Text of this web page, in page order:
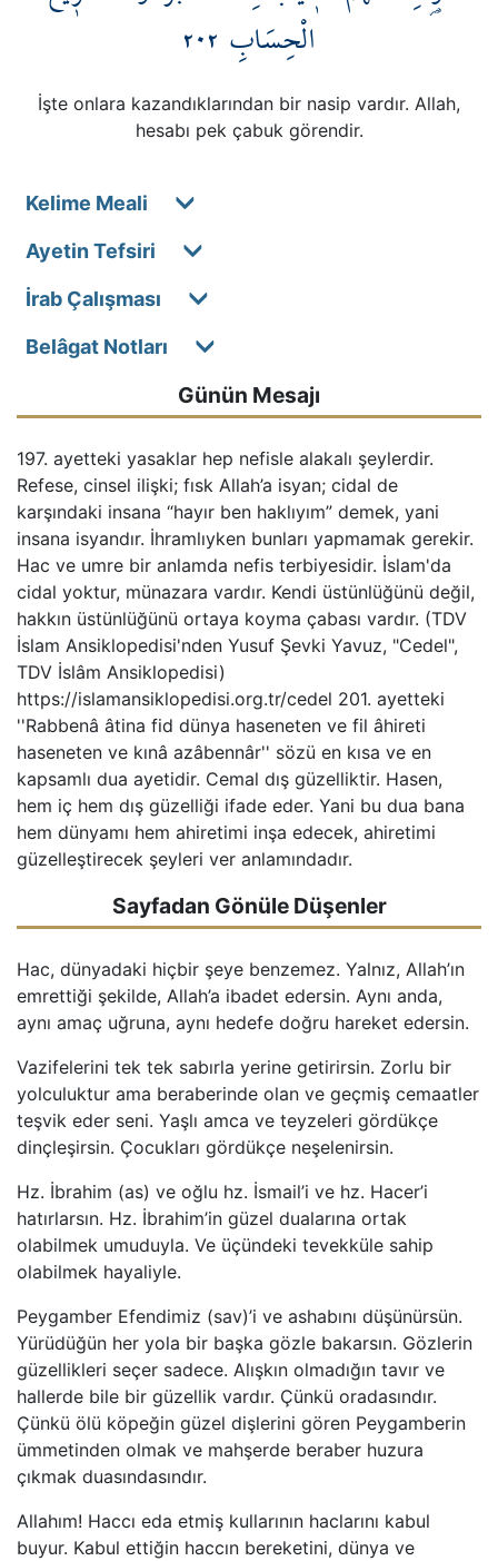
الْحِسَابِ ٢٠٢
İşte onlara kazandıklarından bir nasip vardır. Allah,
hesabı pek çabuk görendir.
Kelime Meali
Ayetin Tefsiri
İrab Çalışması
Belâgat Notları
Günün Mesajı
197. ayetteki yasaklar hep nefisle alakalı şeylerdir.
Refese, cinsel ilişki; fısk Allah’a isyan; cidal de
karşındaki insana “hayır ben haklıyım” demek, yani
insana isyandır. İhramlıyken bunları yapmamak gerekir.
Hac ve umre bir anlamda nefis terbiyesidir. İslam'da
cidal yoktur, münazara vardır. Kendi üstünlüğünü değil,
hakkın üstünlüğünü ortaya koyma çabası vardır. (TDV
İslam Ansiklopedisi'nden Yusuf Şevki Yavuz, "Cedel",
TDV İslâm Ansiklopedisi)
https://islamansiklopedisi.org.tr/cedel 201. ayetteki
''Rabbenâ âtina fid dünya haseneten ve fil âhireti
haseneten ve kınâ azâbennâr'' sözü en kısa ve en
kapsamlı dua ayetidir. Cemal dış güzelliktir. Hasen,
hem iç hem dış güzelliği ifade eder. Yani bu dua bana
hem dünyamı hem ahiretimi inşa edecek, ahiretimi
güzelleştirecek şeyleri ver anlamındadır.
Sayfadan Gönüle Düşenler
Hac, dünyadaki hiçbir şeye benzemez. Yalnız, Allah’ın
emrettiği şekilde, Allah’a ibadet edersin. Aynı anda,
aynı amaç uğruna, aynı hedefe doğru hareket edersin.
Vazifelerini tek tek sabırla yerine getirirsin. Zorlu bir
yolculuktur ama beraberinde olan ve geçmiş cemaatler
teşvik eder seni. Yaşlı amca ve teyzeleri gördükçe
dinçleşirsin. Çocukları gördükçe neşelenirsin.
Hz. İbrahim (as) ve oğlu hz. İsmail’i ve hz. Hacer’i
hatırlarsın. Hz. İbrahim’in güzel dualarına ortak
olabilmek umuduyla. Ve üçündeki tevekküle sahip
olabilmek hayaliyle.
Peygamber Efendimiz (sav)’i ve ashabını düşünürsün.
Yürüdüğün her yola bir başka gözle bakarsın. Gözlerin
güzellikleri seçer sadece. Alışkın olmadığın tavır ve
hallerde bile bir güzellik vardır. Çünkü oradasındır.
Çünkü ölü köpeğin güzel dişlerini gören Peygamberin
ümmetinden olmak ve mahşerde beraber huzura
çıkmak duasındasındır.
Allahım! Haccı eda etmiş kullarının haclarını kabul
buyur. Kabul ettiğin haccın bereketini, dünya ve